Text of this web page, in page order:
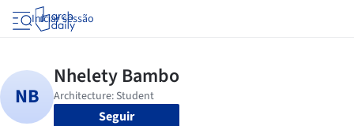
Iniciar sessão
Seguir